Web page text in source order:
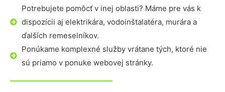
Potrebujete pomôcť v inej oblasti? Máme pre vás k
dispozícii aj elektrikára, vodoinštalatéra, murára a
ďalších remeselníkov.
Ponúkame komplexné služby vrátane tých, ktoré nie
sú priamo v ponuke webovej stránky.